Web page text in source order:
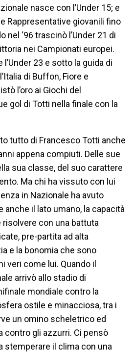
nasce con l’Under 15; e
Rappresentative giovanili fino
nel ‘96 trascinò l’Under 21 di
nei Campionati europei.
23 e sotto la guida di
di Buffon, Fiore e
l’oro ai Giochi del
gol di Totti nella finale con la
tutto di Francesco Totti anche
appena compiuti. Delle sue
sua classe, del suo carattere
Ma chi ha vissuto con lui
in Nazionale ha avuto
anche il lato umano, la capacità
con una battuta
pre-partita ad alta
e la bonomia che sono
veri come lui. Quando il
arrivò allo stadio di
mondiale contro la
ostile e minacciosa, tra i
un omino scheletrico ed
contro gli azzurri. Ci pensò
stemperare il clima con una